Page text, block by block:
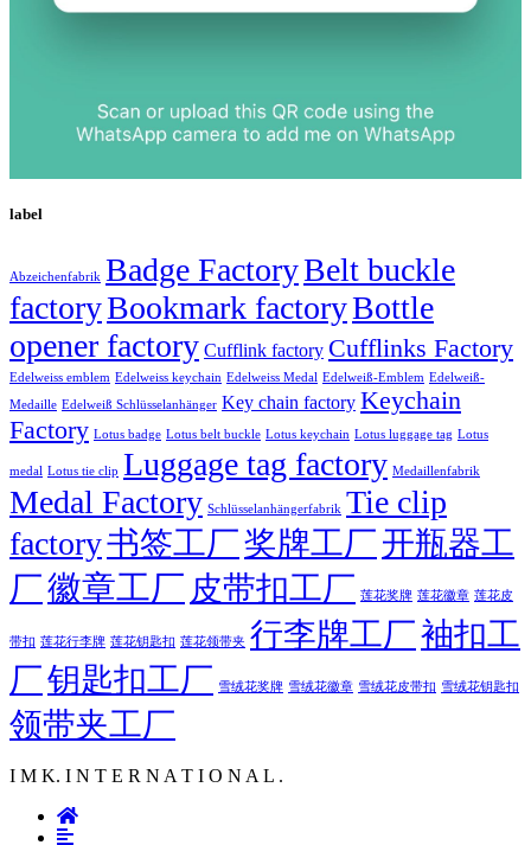
label
Abzeichenfabrik Badge FactoryBelt buckle
factoryBookmark factoryBottle
opener factory Cufflink factory Cufflinks Factory
Edelweiss emblem Edelweiss keychain Edelweiss Medal Edelweiß-Emblem Edelweiß-
Medaille Edelweiß Schlüsselanhänger Key chain factory Keychain
Factory Lotus badge Lotus belt buckle Lotus keychain Lotus luggage tag Lotus
medal Lotus tie clip Luggage tag factory Medaillenfabrik
Medal Factory Schlüsselanhängerfabrik Tie clip
factory书签工厂奖牌工厂开瓶器工
厂徽章工厂 皮带扣工厂 莲花奖牌 莲花徽章 莲花皮
带扣 莲花行李牌 莲花钥匙扣 莲花领带夹 行李牌工厂袖扣工
厂钥匙扣工厂 雪绒花奖牌 雪绒花徽章 雪绒花皮带扣 雪绒花钥匙扣
领带夹工厂
I M K. I N T E R N A T I O N A L .